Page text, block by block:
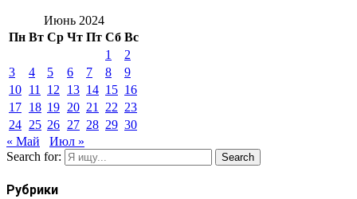
Июнь 2024
Пн Вт Ср Чт Пт Сб Вс
1
2
3
4 5 6 7 8
9
10 11 12 13 14 15 16
17 18 19 20 21 22 23
24 25 26 27 28 29 30
« Май
Июл »
Search for:
Search
Рубрики